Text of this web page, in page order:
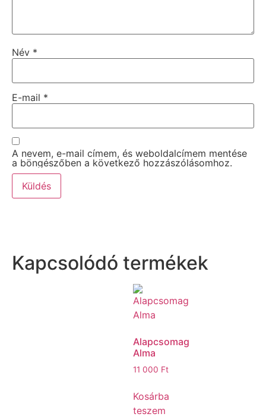
Név *
E-mail *
A nevem, e-mail címem, és weboldalcímem mentése
a böngészőben a következő hozzászólásomhoz.
Kapcsolódó termékek
Alapcsomag
Alma
11 000 Ft
Kosárba
teszem